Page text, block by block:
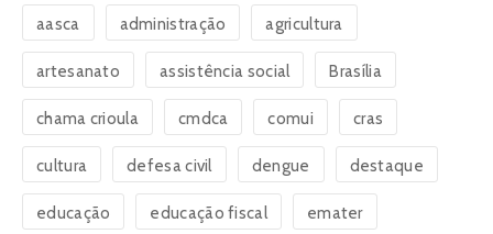
aasca administração agricultura
artesanato assistência social Brasília
chama crioula cmdca comui cras
cultura defesa civil dengue destaque
educação educação fiscal emater